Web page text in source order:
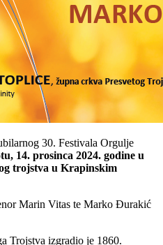
30. Festivala Orgulje
14. prosinca 2024. godine u
trojstva u Krapinskim
Marin Vitas te Marko Đurakić
Trojstva izgradio je 1860.